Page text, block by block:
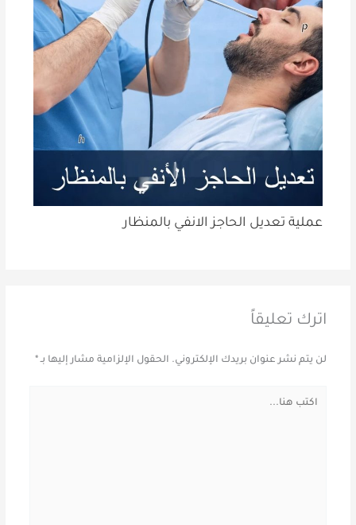
عملية تعديل الحاجز الانفي بالمنظار
اترك تعليقاً
لن يتم نشر عنوان بريدك الإلكتروني. الحقول الإلزامية مشار إليها بـ*